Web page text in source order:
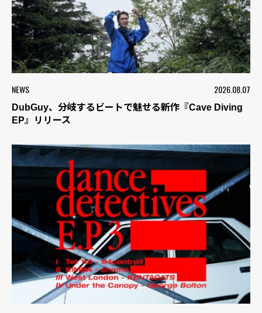
NEWS 2026.08.07
DubGuy、分岐するビートで魅せる新作『Cave Diving
EP』リリース